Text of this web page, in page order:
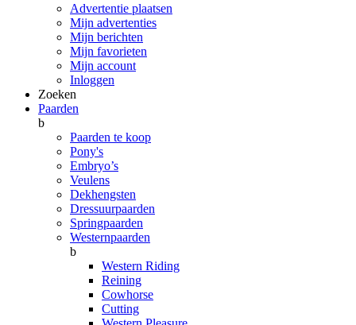
Advertentie plaatsen
Mijn advertenties
Mijn berichten
Mijn favorieten
Mijn account
Inloggen
Zoeken
Paarden
b
Paarden te koop
Pony's
Embryo’s
Veulens
Dekhengsten
Dressuurpaarden
Springpaarden
Westernpaarden
b
Western Riding
Reining
Cowhorse
Cutting